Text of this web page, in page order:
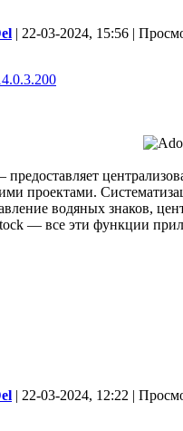
| 22-03-2024, 15:56 |
предоставляет
проектами.
водяных знаков,
— все эти функции
| 22-03-2024, 12:22 |